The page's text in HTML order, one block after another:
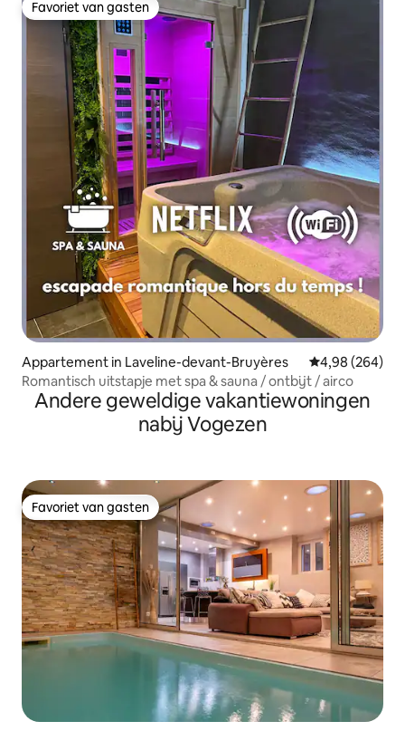
Favoriet van gasten
Favoriet van gasten
Appartement in Laveline-devant-Bruyères Gemiddelde
4,98 (264)
Romantisch uitstapje met spa & sauna / ontbijt / airco
Andere geweldige vakantiewoningen
nabij Vogezen
Favoriet van gasten
Favoriet van gasten